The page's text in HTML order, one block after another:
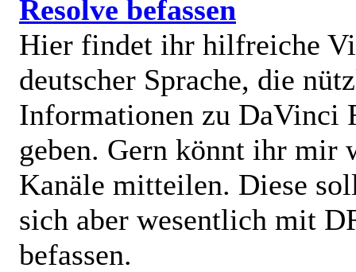
Resolve befassen
Hier findet ihr hilfreiche
deutscher Sprache, die
Informationen zu DaVinci
geben. Gern könnt ihr mir
Kanäle mitteilen. Diese
sich aber wesentlich mit
befassen.